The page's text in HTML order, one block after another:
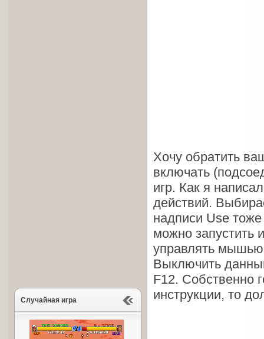
Случайная игра
Хочу обратить
включать
игр. Как я
действий.
надписи Use
можно запустить
управлять мышью
Выключить
F12. Собственно
инструкции, то